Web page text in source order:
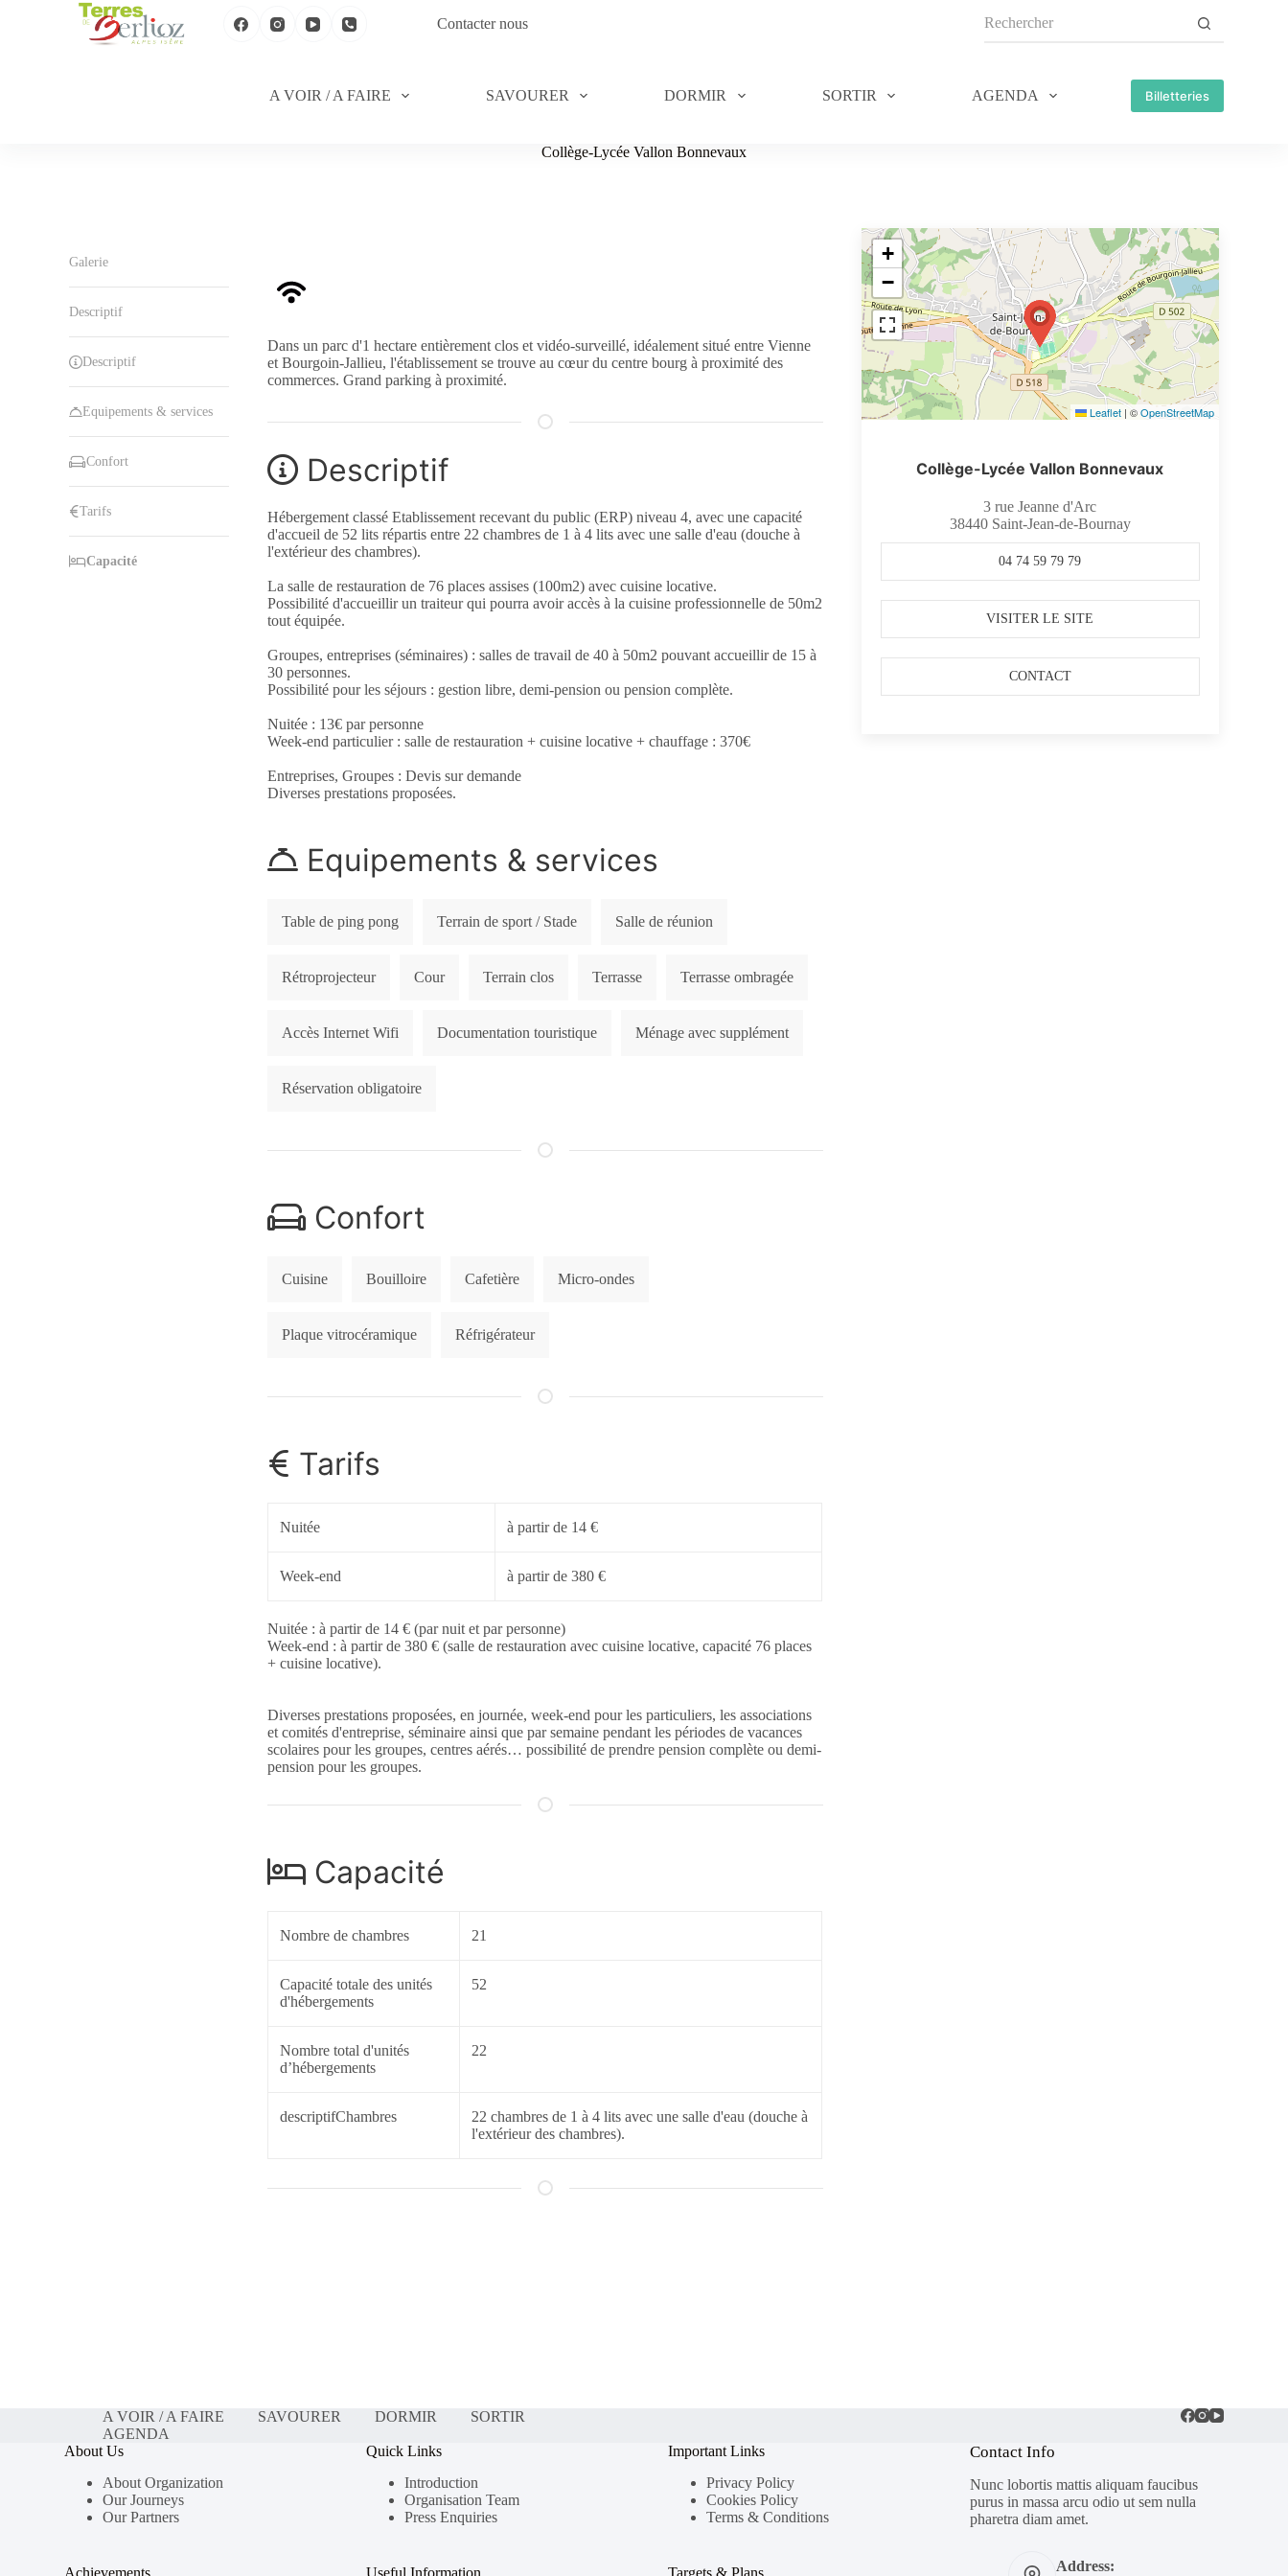
Contacter nous
A VOIR / A FAIRE SAVOURER DORMIR SORTIR AGENDA Billetteries
Collège-Lycée Vallon Bonnevaux
Galerie
Descriptif
Descriptif
Equipements & services
Confort
Tarifs
Capacité
Dans un parc d'1 hectare entièrement clos et vidéo-surveillé, idéalement situé entre Vienne
et Bourgoin-Jallieu, l'établissement se trouve au cœur du centre bourg à proximité des
commerces. Grand parking à proximité.
Descriptif
Hébergement classé Etablissement recevant du public (ERP) niveau 4, avec une capacité
d'accueil de 52 lits répartis entre 22 chambres de 1 à 4 lits avec une salle d'eau (douche à
l'extérieur des chambres).
La salle de restauration de 76 places assises (100m2) avec cuisine locative.
Possibilité d'accueillir un traiteur qui pourra avoir accès à la cuisine professionnelle de 50m2
tout équipée.
Groupes, entreprises (séminaires) : salles de travail de 40 à 50m2 pouvant accueillir de 15 à
30 personnes.
Possibilité pour les séjours : gestion libre, demi-pension ou pension complète.
Nuitée : 13€ par personne
Week-end particulier : salle de restauration + cuisine locative + chauffage : 370€
Entreprises, Groupes : Devis sur demande
Diverses prestations proposées.
Equipements & services
Table de ping pong Terrain de sport / Stade Salle de réunion
Rétroprojecteur Cour Terrain clos Terrasse Terrasse ombragée
Accès Internet Wifi Documentation touristique Ménage avec supplément
Réservation obligatoire
Confort
Cuisine Bouilloire Cafetière Micro-ondes
Plaque vitrocéramique Réfrigérateur
Tarifs
Nuitée à partir de 14 €
Week-end à partir de 380 €
Nuitée : à partir de 14 € (par nuit et par personne)
Week-end : à partir de 380 € (salle de restauration avec cuisine locative, capacité 76 places
+ cuisine locative).
Diverses prestations proposées, en journée, week-end pour les particuliers, les associations
et comités d'entreprise, séminaire ainsi que par semaine pendant les périodes de vacances
scolaires pour les groupes, centres aérés… possibilité de prendre pension complète ou demi-
pension pour les groupes.
Capacité
Nombre de chambres 21
Capacité totale des unités
d'hébergements
52
Nombre total d'unités
d’hébergements
22
descriptifChambres
22 chambres de 1 à 4 lits avec une salle d'eau (douche à
l'extérieur des chambres).
+
−
Leaflet | ©OpenStreetMap
Collège-Lycée Vallon Bonnevaux
3 rue Jeanne d'Arc
38440Saint-Jean-de-Bournay
04 74 59 79 79
VISITER LE SITE
CONTACT
A VOIR / A FAIRE SAVOURER DORMIR
SORTIR
AGENDA
About Us
About Organization
Our Journeys
Our Partners
Achievements
Quick Links
Introduction
Organisation Team
Press Enquiries
Useful Information
Important Links
Privacy Policy
Cookies Policy
Terms & Conditions
Targets & Plans
Contact Info
Nunc lobortis mattis aliquam faucibus
purus in massa arcu odio ut sem nulla
pharetra diam amet.
Address: